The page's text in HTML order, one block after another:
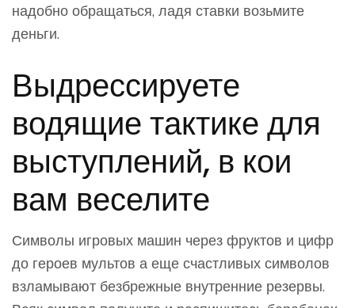
надобно обращаться, ладя ставки возьмите
деньги.
Выдрессируете
водящие тактике для
выступлений, в кои
вам веселите
Символы игровых машин через фруктов и цифр
до героев мультов а еще счастливых символов
взламывают безбрежные внутренние резервы.